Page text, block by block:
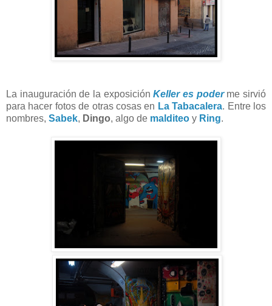
La inauguración de la exposiciónKeller es poderme sirvió
para hacer fotos de otras cosas en La Tabacalera. Entre los
nombres, Sabek, Dingo, algo de malditeo y Ring.